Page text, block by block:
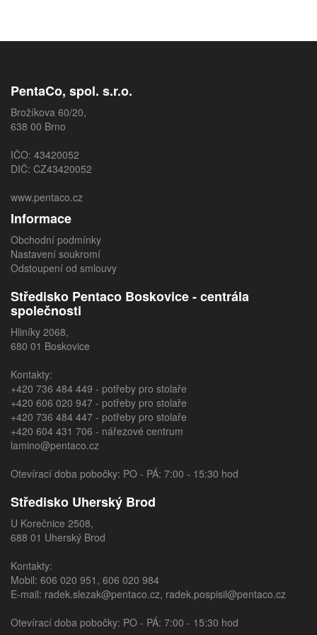
PentaCo, spol. s.r.o.
Brožíkova 60/20,
638 00 Brno
IČO: 43420052
DIČ: CZ43420052
www.pentaco.cz
Informace
Obchodní podmínky
Nastavení soukromí
Odstoupení od smlouvy
Středisko Pentaco Boskovice - centrála
společnosti
Hliníky 2068,
680 01 Boskovice
Kontakty:
+420 736 484 449 - potřeby pro stolaře
+420 606 020 947 - potřeby pro stolaře
+420 736 484 447 - potřeby pro stolaře
+420 604 431 706 - nářezové centrum
lamino@pentaco.cz
Otevírací doba pobočky: PO - PÁ: 7:00 - 15:30 hod
Středisko Uherský Brod
U Korečnice 2508,
688 01 Uherský Brod
Kontakty:
Mobil: 606 020 951 , 606 020 984
E-mail: radek.slezak@pentaco.cz, radek.pospisil@pentaco.cz
Otevírací doba pobočky: PO - PÁ: 7:00 - 15:30 hod